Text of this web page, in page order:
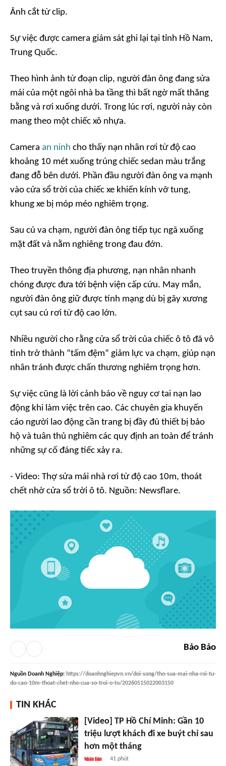
Ảnh cắt từ clip.
Sự việc được camera giám sát ghi lại tại tỉnh Hồ Nam,
Trung Quốc.
Theo hình ảnh từ đoạn clip, người đàn ông đang sửa
mái của một ngôi nhà ba tầng thì bất ngờ mất thăng
bằng và rơi xuống dưới. Trong lúc rơi, người này còn
mang theo một chiếc xô nhựa.
Camera an ninh cho thấy nạn nhân rơi từ độ cao
khoảng 10 mét xuống trúng chiếc sedan màu trắng
đang đỗ bên dưới. Phần đầu người đàn ông va mạnh
vào cửa sổ trời của chiếc xe khiến kính vỡ tung,
khung xe bị móp méo nghiêm trọng.
Sau cú va chạm, người đàn ông tiếp tục ngã xuống
mặt đất và nằm nghiêng trong đau đớn.
Theo truyền thông địa phương, nạn nhân nhanh
chóng được đưa tới bệnh viện cấp cứu. May mắn,
người đàn ông giữ được tính mạng dù bị gãy xương
cụt sau cú rơi từ độ cao lớn.
Nhiều người cho rằng cửa sổ trời của chiếc ô tô đã vô
tình trở thành “tấm đệm” giảm lực va chạm, giúp nạn
nhân tránh được chấn thương nghiêm trọng hơn.
Sự việc cũng là lời cảnh báo về nguy cơ tai nạn lao
động khi làm việc trên cao. Các chuyên gia khuyến
cáo người lao động cần trang bị đầy đủ thiết bị bảo
hộ và tuân thủ nghiêm các quy định an toàn để tránh
những sự cố đáng tiếc xảy ra.
- Video: Thợ sửa mái nhà rơi từ độ cao 10m, thoát
chết nhờ cửa sổ trời ô tô. Nguồn: Newsflare.
Bảo Bảo
Nguồn Doanh Nghiệp: https://doanhnghiepvn.vn/doi-song/tho-sua-mai-nha-roi-tu-
do-cao-10m-thoat-chet-nho-cua-so-troi-o-to/20260515022003150
TIN KHÁC
[Video] TP Hồ Chí Minh: Gần 10
triệu lượt khách đi xe buýt chỉ sau
hơn một tháng
41 phút